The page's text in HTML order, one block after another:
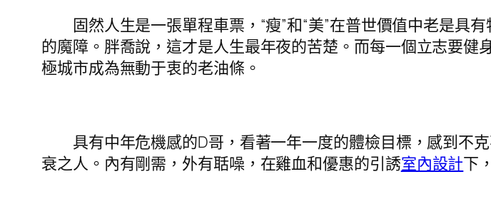
固然人生是一張單程車票，“瘦”和“美”在普世價值中老是具
的魔障。胖喬說，這才是人生最年夜的苦楚。而每一個立志要健
極城市成為無動于衷的老油條。
具有中年危機感的D哥，看著一年一度的體檢目標，感到不克
衰之人。內有剛需，外有聒噪，在雞血和優惠的引誘室內設計下